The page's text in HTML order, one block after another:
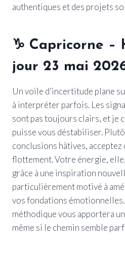
authentiques et des projets
♑ Capricorne –
jour 23 mai
Un voile d’incertitude plane
à interpréter parfois. Les
sont pas toujours clairs, et je
puisse vous déstabiliser.
conclusions hâtives, acceptez
flottement. Votre énergie,
grâce à une inspiration
particulièrement motivé à
vos fondations
méthodique vous apportera
même si le chemin semble